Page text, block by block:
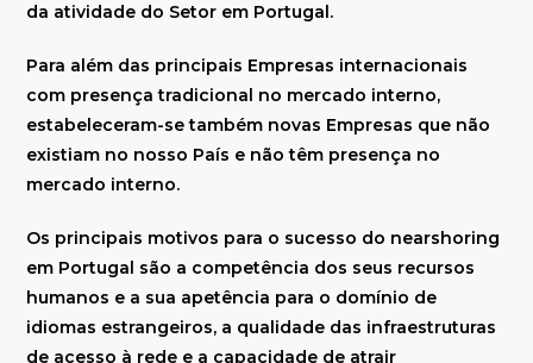
da atividade do Setor em Portugal.
Para além das principais Empresas internacionais
com presença tradicional no mercado interno,
estabeleceram-se também novas Empresas que não
existiam no nosso País e não têm presença no
mercado interno.
Os principais motivos para o sucesso do nearshoring
em Portugal são a competência dos seus recursos
humanos e a sua apetência para o domínio de
idiomas estrangeiros, a qualidade das infraestruturas
de acesso à rede e a capacidade de atrair